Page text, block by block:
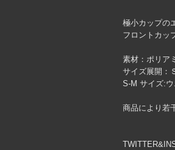
極小カップの
フロントカッ
素材：ポリア
サイズ展開：
S-M サイズ:
商品により若